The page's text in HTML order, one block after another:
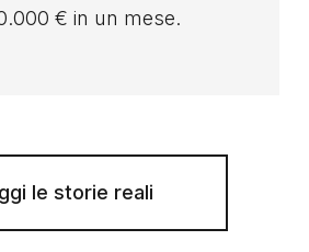
€ in un mese.
le storie reali